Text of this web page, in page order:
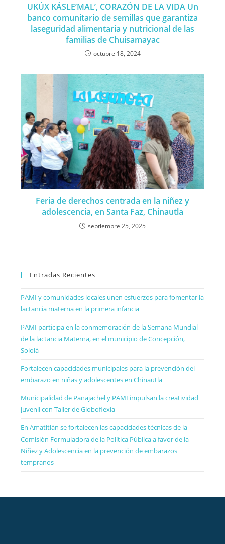
UKÚX KÁSLE’MAL’, CORAZÓN DE LA VIDA Un
banco comunitario de semillas que garantiza
laseguridad alimentaria y nutricional de las
familias de Chuisamayac
octubre 18, 2024
Feria de derechos centrada en la niñez y
adolescencia, en Santa Faz, Chinautla
septiembre 25, 2025
Entradas Recientes
PAMI y comunidades locales unen esfuerzos para fomentar la
lactancia materna en la primera infancia
PAMI participa en la conmemoración de la Semana Mundial
de la lactancia Materna, en el municipio de Concepción,
Sololá
Fortalecen capacidades municipales para la prevención del
embarazo en niñas y adolescentes en Chinautla
Municipalidad de Panajachel y PAMI impulsan la creatividad
juvenil con Taller de Globoflexia
En Amatitlán se fortalecen las capacidades técnicas de la
Comisión Formuladora de la Política Pública a favor de la
Niñez y Adolescencia en la prevención de embarazos
tempranos